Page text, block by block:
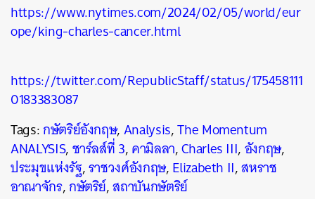
https://www.nytimes.com/2024/02/05/world/eur
ope/king-charles-cancer.html
https://twitter.com/RepublicStaff/status/175458111
0183383087
Tags:กษัตริย์อังกฤษ,Analysis,The Momentum
ANALYSIS,ชาร์ลส์ที่ 3,คามิลลา,Charles III,อังกฤษ,
ประมุขแห่งรัฐ,ราชวงศ์อังกฤษ,Elizabeth II,สหราช
อาณาจักร,กษัตริย์,สถาบันกษัตริย์